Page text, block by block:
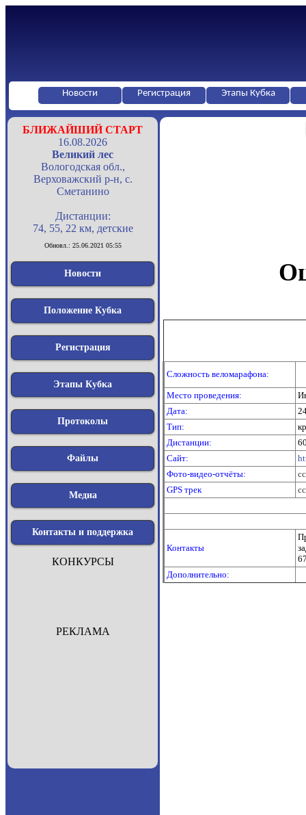
Новости Регистрация Этапы Кубка
БЛИЖАЙШИЙ СТАРТ
16.08.2026
Великий лес
Вологодская обл.,
Верховажский р-н, с.
Сметанино
Дистанции:
74, 55, 22 км, детские
Обновл.: 25.06.2021 05:55
Новости
Положение Кубка
Регистрация
Этапы Кубка
Протоколы
Файлы
Медиа
Контакты и поддержка
КОНКУРСЫ
РЕКЛАМА
Сложность веломарафона:
Место проведения:
Дата:
Тип:
Дистанции:
Сайт:
Фото-видео-отчёты:
GPS трек
Контакты
Дополнительно: